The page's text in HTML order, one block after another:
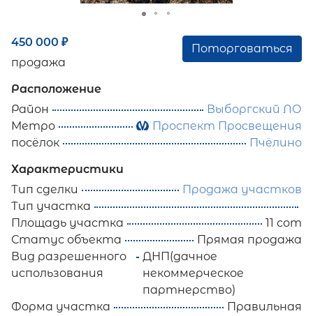
450 000 ₽
продажа
Поторговаться
Расположение
Район
Выборгский ЛО
Метро
Проспект Просвещения
посёлок
Пчёлино
Характеристики
Тип сделки
Продажа участков
Тип участка
Площадь участка
11 сот
Статус объекта
Прямая продажа
Вид разрешенного
использования
ДНП(дачное
некоммерческое
партнерство)
Форма участка
Правильная